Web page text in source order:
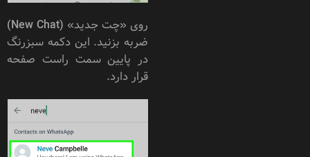
روی «چت جدید» (New Chat)
ضربه بزنید. این دکمه سبزرنگ
در پایین سمت راست صفحه
قرار دارد.